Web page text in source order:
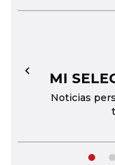
MI
Noticias
←